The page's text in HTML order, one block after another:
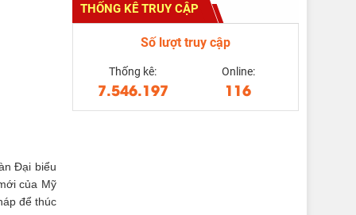
Đại biểu
của Mỹ
để thúc
THỐNG KÊ TRUY CẬP
Số lượt truy cập
Thống kê:
7.546.197
Online:
116